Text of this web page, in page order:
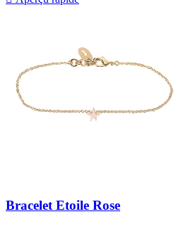
Bracelet Etoile Rose